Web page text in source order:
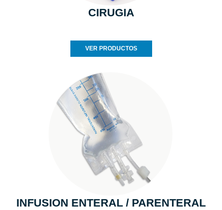
CIRUGIA
VER PRODUCTOS
INFUSION ENTERAL / PARENTERAL